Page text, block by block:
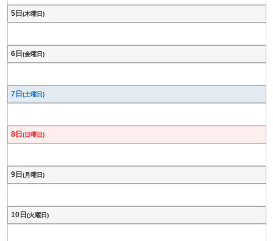
5日 (木曜日)
6日 (金曜日)
7日 (土曜日)
8日 (日曜日)
9日 (月曜日)
10日 (火曜日)